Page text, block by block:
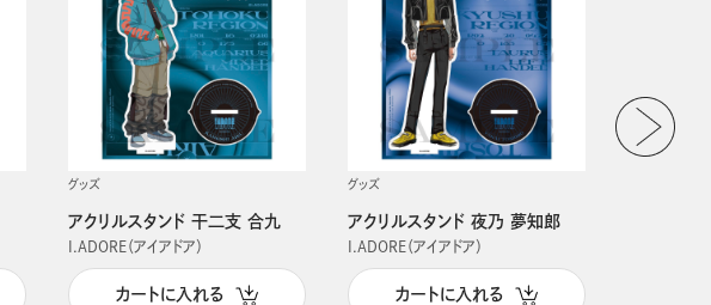
グッズ
アクリルスタンド 干二支 合九
I.ADORE（アイアドア）
カートに入れる
グッズ
アクリルスタンド 夜乃 夢知郎
I.ADORE（アイアドア）
カートに入れる